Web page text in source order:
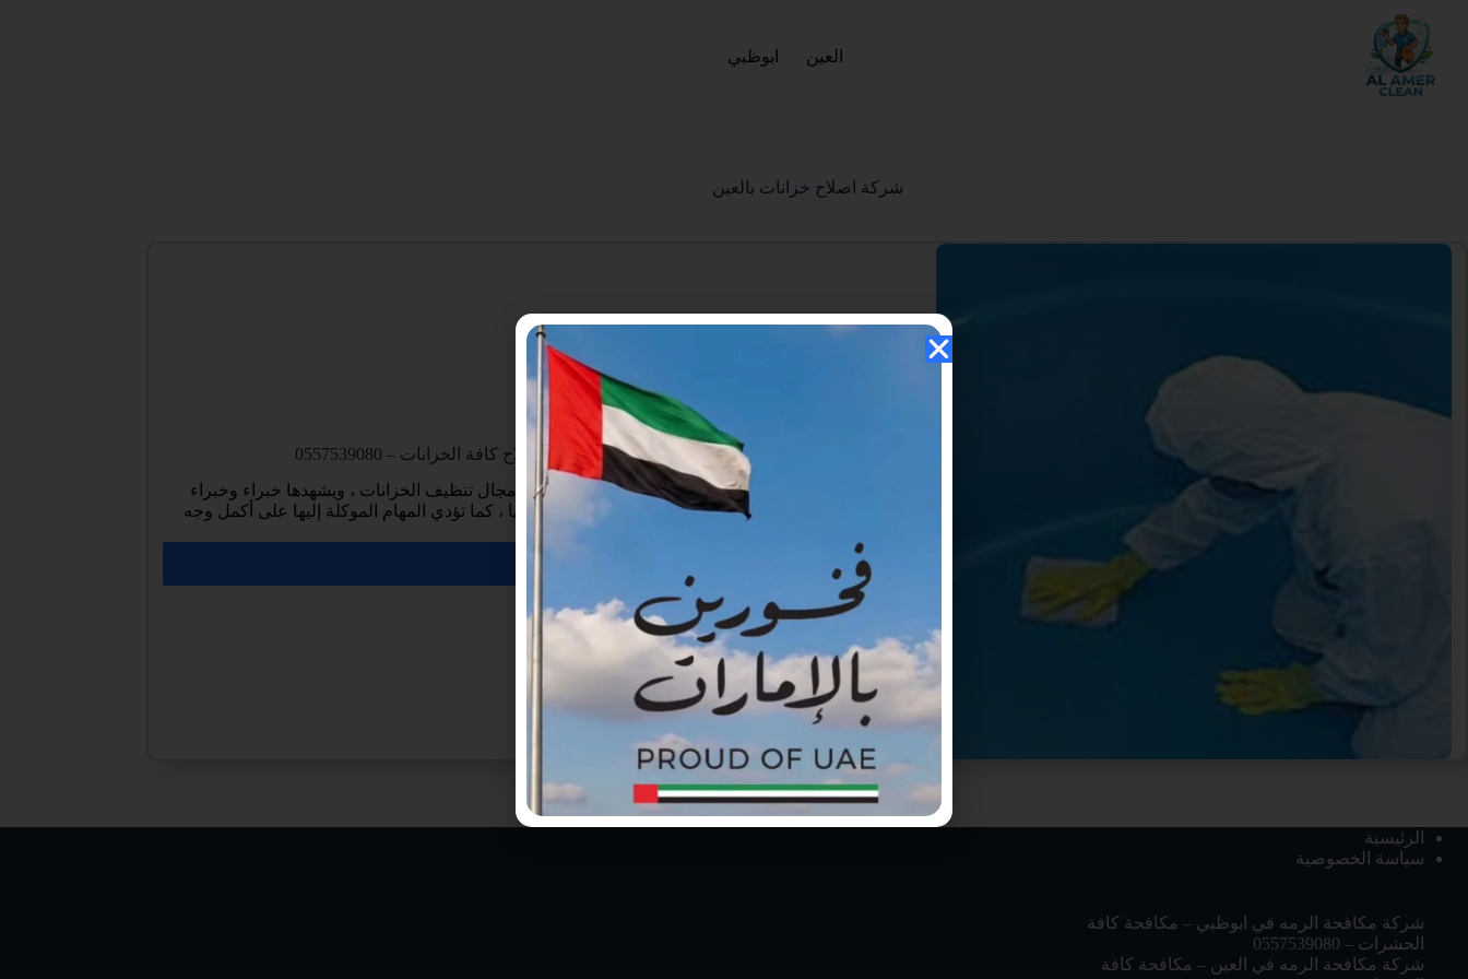
العين ابوظبي
شركة اصلاح خزانات بالعين
شركة تنظيف خزانات في العين – غسيل وتعقيم وعزل واصلاح كافة الخزانات – 0557539080
تعتبر شركة تنظيف خزانات في العين من أكبر الشركات في مجال تنظيف الخزانات ، ويشهدها خبراء وخبراء
في هذا المجال ، وذلك لما لها من جدية في التعامل مع عملائها ، كما تؤدي المهام الموكلة إليها على أكمل وجه
cleanuaeuser
الرئيسية
سياسة الخصوصية
شركة مكافحة الرمه في ابوظبي – مكافحة كافة
الحشرات – 0557539080
شركة مكافحة الرمه في العين – مكافحة كافة